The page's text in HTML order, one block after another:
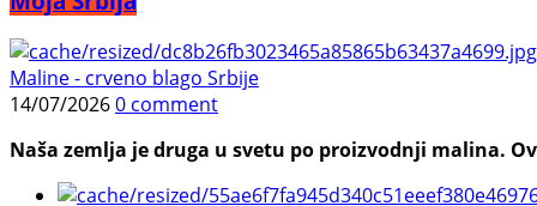
Maline - crveno blago Srbije
14/07/20260 comment
Naša zemlja je druga u svetu po proizvodnji malina.